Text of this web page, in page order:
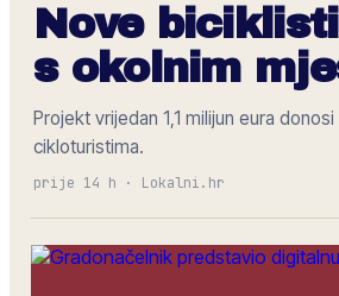
Nove
s okolnim
Projekt vrijedan 1,1 milijun eura
cikloturistima.
prije 14 h · Lokalni.hr